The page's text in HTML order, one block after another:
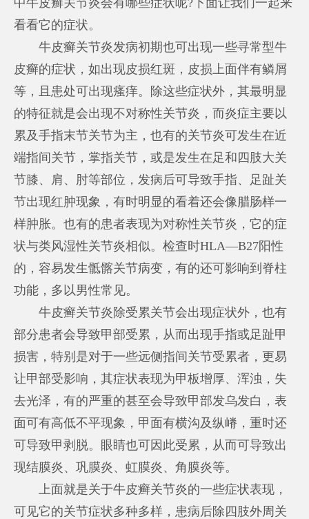
看看它的症状。
牛皮癣关节炎发病初期也可出现一些寻常型牛
皮癣的症状，如出现皮损红斑，皮损上面伴有鳞屑
等，且患处可出现瘙痒。除这些症状外，其最明显
的特征就是会出现不对称性关节炎，而炎症主要以
累及手指末节关节为主，也有的关节炎可发生在近
端指间关节，掌指关节，或是发生在足和四肢大关
节膝、肩、肘等部位，发病后可导致手指、足趾关
节出现红肿现象，有时明显的看着还会像腊肠样一
样肿胀。也有的患者表现为对称性关节炎，它的症
状与类风湿性关节炎相似。检查时HLA—B27阳性
的，容易发生骶髂关节病变，有的还可影响到脊柱
功能，多以男性常见。
牛皮癣关节炎除受累关节会出现症状外，也有
部分患者会导致甲部受累，从而出现手指或足趾甲
损害，特别是对于一些远侧指间关节受累者，更易
让甲部受影响，其症状表现为甲板增厚、浑浊，失
去光泽，有的严重的甚至会导致甲部发乌发白，表
面可有高低不平现象，甲面有横沟及纵嵴，重时还
可导致甲剥脱。眼睛也可因此受累，从而可导致出
现结膜炎、巩膜炎、虹膜炎、角膜炎等。
上面就是关于牛皮癣关节炎的一些症状表现，
可见它的关节症状多种多样，患病后除四肢外周关